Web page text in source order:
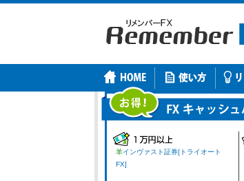
羊インヴァスト証券[トライオート
FX]